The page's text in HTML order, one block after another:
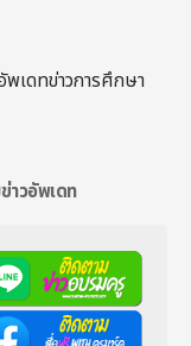
เดทข่าวการศึกษา
าวอัพเดท